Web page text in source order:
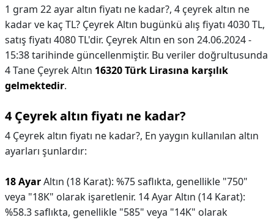
1 gram 22 ayar altın fiyatı ne kadar?, 4 çeyrek altın ne
kadar ve kaç TL? Çeyrek Altın bugünkü alış fiyatı 4030 TL,
satış fiyatı 4080 TL'dir. Çeyrek Altın en son 24.06.2024 -
15:38 tarihinde güncellenmiştir. Bu veriler doğrultusunda
4 Tane Çeyrek Altın 16320 Türk Lirasına karşılık
gelmektedir.
4 Çeyrek altın fiyatı ne kadar?
4 Çeyrek altın fiyatı ne kadar?, En yaygın kullanılan altın
ayarları şunlardır:
18 AyarAltın (18 Karat): %75 saflıkta, genellikle "750"
veya "18K" olarak işaretlenir. 14 Ayar Altın (14 Karat):
%58.3 saflıkta, genellikle "585" veya "14K" olarak